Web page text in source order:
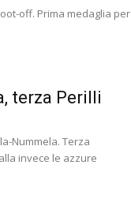
off. Prima medaglia per
terza Perilli
Nummela. Terza
invece le azzure